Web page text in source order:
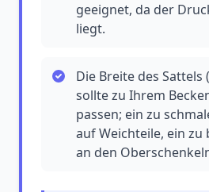
geeignet, da der
liegt.
Die Breite des Sattels
sollte zu Ihrem
passen; ein zu
auf Weichteile, ein
an den